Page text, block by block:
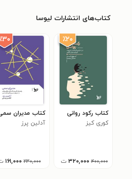
کتاب‌های انتشارات لیوسا
٪۲۰
کتاب رکود روانی
کوری کیز
۴۰۰,۰۰۰ ۳۲۰,۰۰۰ ت
کتاب مدیران
آدلین پرز
۲۳۰,۰۰۰ ۱۶۱,۰۰۰